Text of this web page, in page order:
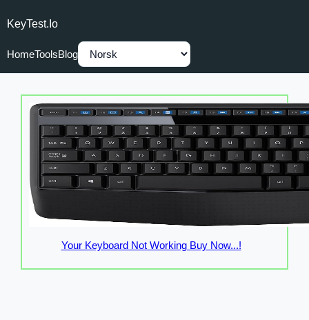
KeyTest.io
HomeToolsBlog
Your Keyboard Not Working Buy Now...!